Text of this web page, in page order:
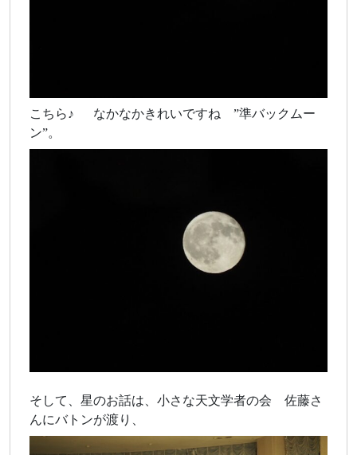
こちら♪ なかなかきれいですね ”準バックムー
ン”。
そして、星のお話は、小さな天文学者の会 佐藤さ
んにバトンが渡り、